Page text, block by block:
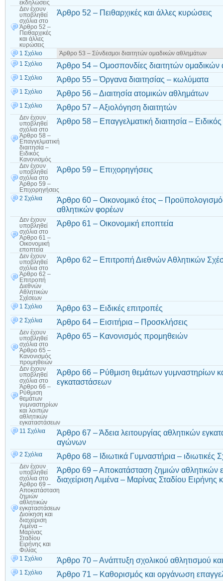
εκδηλώσεις
Δεν έχουν
υποβληθεί
σχόλια στο
Άρθρο 52 –
Πειθαρχικές
και άλλες
κυρώσεις
Άρθρο 52 – Πειθαρχικές και άλλες κυρώσεις
1 Σχόλιο
Άρθρο 53 – Σύνδεσμοι διαιτητών ομαδικών αθλημάτων
1 Σχόλιο
Άρθρο 54 – Ομοσπονδίες διαιτητών
1 Σχόλιο Άρθρο 55 – Όργανα διαιτησίας – κωλύματα
1 Σχόλιο Άρθρο 56 – Διαιτησία ατομικών αθλημάτων
1 Σχόλιο Άρθρο 57 – Αξιολόγηση διαιτητών
Δεν έχουν
υποβληθεί
σχόλια στο
Άρθρο 58 –
Επαγγελματική
διαιτησία –
Ειδικός
Κανονισμός
Άρθρο 58 – Επαγγελματική διαιτησία –
Δεν έχουν
υποβληθεί
σχόλια στο
Άρθρο 59 –
Επιχορηγήσεις
Άρθρο 59 – Επιχορηγήσεις
2 Σχόλια
Άρθρο 60 – Οικονομικό έτος –
αθλητικών φορέων
Δεν έχουν
υποβληθεί
σχόλια στο
Άρθρο 61 –
Οικονομική
εποπτεία
Άρθρο 61 – Οικονομική εποπτεία
Δεν έχουν
υποβληθεί
σχόλια στο
Άρθρο 62 –
Επιτροπή
Διεθνών
Αθλητικών
Σχέσεων
Άρθρο 62 – Επιτροπή Διεθνών Αθλητικών
1 Σχόλιο Άρθρο 63 – Ειδικές επιτροπές
2 Σχόλια Άρθρο 64 – Εισιτήρια – Προσκλήσεις
Δεν έχουν
υποβληθεί
σχόλια στο
Άρθρο 65 –
Κανονισμός
προμηθειών
Άρθρο 65 – Κανονισμός προμηθειών
Δεν έχουν
υποβληθεί
σχόλια στο
Άρθρο 66 –
Ρύθμιση
θεμάτων
γυμναστηρίων
και λοιπών
αθλητικών
εγκαταστάσεων
Άρθρο 66 – Ρύθμιση θεμάτων γυμναστηρίων
εγκαταστάσεων
11 Σχόλια
Άρθρο 67 – Άδεια λειτουργίας αθλητικών
αγώνων
2 Σχόλια Άρθρο 68 – Ιδιωτικά Γυμναστήρια – ιδιωτικές
Δεν έχουν
υποβληθεί
σχόλια στο
Άρθρο 69 –
Αποκατάσταση
ζημιών
αθλητικών
εγκαταστάσεων
Διοίκηση και
διαχείριση
Λιμένα –
Μαρίνας
Σταδίου
Ειρήνης και
Φιλίας
Άρθρο 69 – Αποκατάσταση ζημιών αθλητικών
διαχείριση Λιμένα – Μαρίνας Σταδίου Ειρήνης
1 Σχόλιο Άρθρο 70 – Ανάπτυξη σχολικού αθλητισμού
1 Σχόλιο Άρθρο 71 – Καθορισµός και οργάνωση